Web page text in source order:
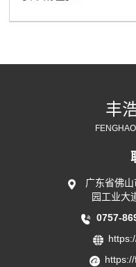
丰
广东省佛
园工业大
0757-